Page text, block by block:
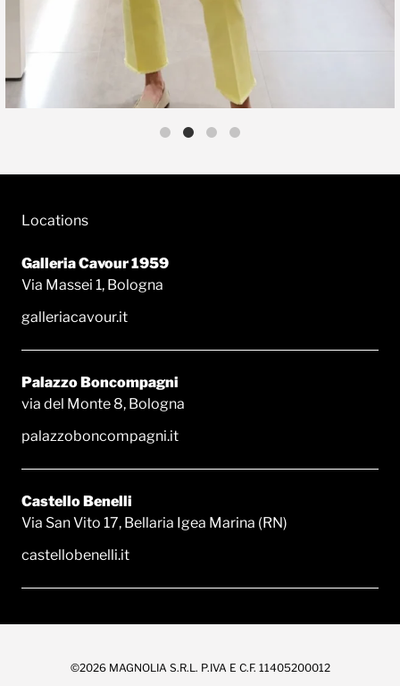
Locations
Galleria Cavour 1959
Via Massei 1, Bologna
galleriacavour.it
Palazzo Boncompagni
via del Monte 8, Bologna
palazzoboncompagni.it
Castello Benelli
Via San Vito 17, Bellaria Igea Marina (RN)
castellobenelli.it
©2026 MAGNOLIA S.R.L. P.IVA E C.F. 11405200012